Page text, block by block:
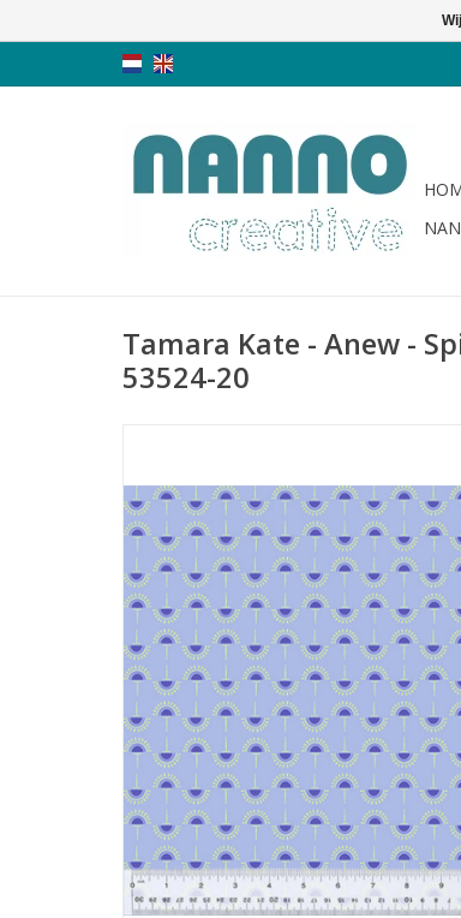
Tamara Kate - Anew -
53524-20